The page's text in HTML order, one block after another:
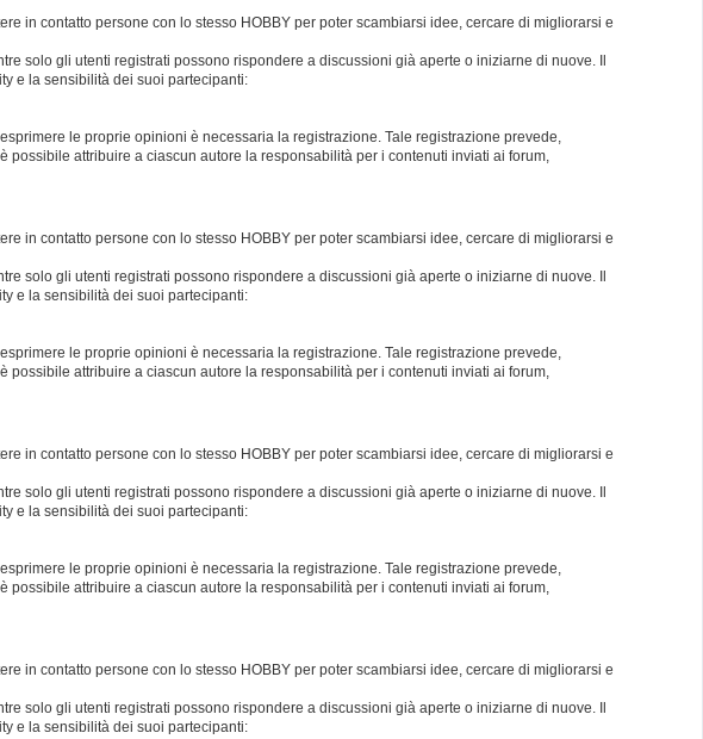
in contatto persone con lo stesso HOBBY per poter scambiarsi idee, cercare di migliorarsi e
solo gli utenti registrati possono rispondere a discussioni già aperte o iniziarne di nuove. Il
e la sensibilità dei suoi partecipanti:
le proprie opinioni è necessaria la registrazione. Tale registrazione prevede,
attribuire a ciascun autore la responsabilità per i contenuti inviati ai forum,
in contatto persone con lo stesso HOBBY per poter scambiarsi idee, cercare di migliorarsi e
solo gli utenti registrati possono rispondere a discussioni già aperte o iniziarne di nuove. Il
e la sensibilità dei suoi partecipanti:
le proprie opinioni è necessaria la registrazione. Tale registrazione prevede,
attribuire a ciascun autore la responsabilità per i contenuti inviati ai forum,
in contatto persone con lo stesso HOBBY per poter scambiarsi idee, cercare di migliorarsi e
solo gli utenti registrati possono rispondere a discussioni già aperte o iniziarne di nuove. Il
e la sensibilità dei suoi partecipanti:
le proprie opinioni è necessaria la registrazione. Tale registrazione prevede,
attribuire a ciascun autore la responsabilità per i contenuti inviati ai forum,
in contatto persone con lo stesso HOBBY per poter scambiarsi idee, cercare di migliorarsi e
solo gli utenti registrati possono rispondere a discussioni già aperte o iniziarne di nuove. Il
e la sensibilità dei suoi partecipanti: